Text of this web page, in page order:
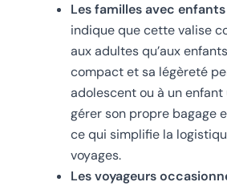
Les familles avec enfants
indique que cette valise
aux adultes qu’aux
compact et sa légèreté
adolescent ou à un
gérer son propre bagage
ce qui simplifie la
voyages.
Les voyageurs